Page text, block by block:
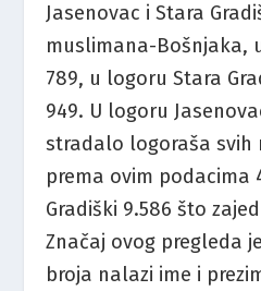
Jasenovac i Stara
muslimana-Bošnjaka,
789, u logoru Stara
949. U logoru
stradalo logoraša svih
prema ovim podacima
Gradiški 9.586 što
Značaj ovog pregleda
broja nalazi ime i